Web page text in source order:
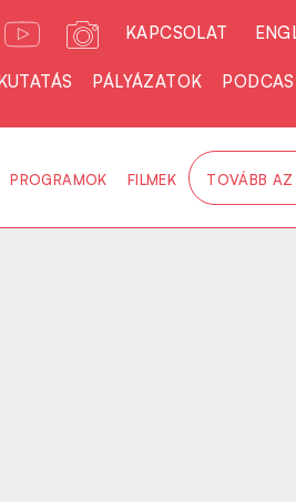
KAPCSOLAT
PÁLYÁZATOK
PROGRAMOK FILMEK TOVÁBB